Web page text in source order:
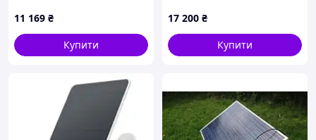
(1869760674) 898B8H99E5
11 169 ₴
Купити
17 200 ₴
Купити